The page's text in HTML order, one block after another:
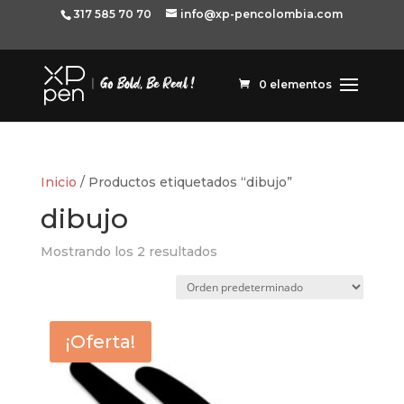
317 585 70 70 info@xp-pencolombia.com
0 elementos
Inicio / Productos etiquetados “dibujo”
dibujo
Mostrando los 2 resultados
¡Oferta!